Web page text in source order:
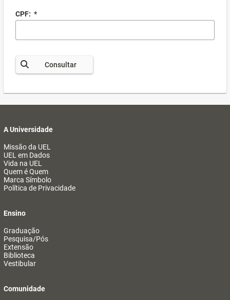
CPF: *
Consultar
A Universidade
Missão da UEL
UEL em Dados
Vida na UEL
Quem é Quem
Marca Símbolo
Política de Privacidade
Ensino
Graduação
Pesquisa/Pós
Extensão
Biblioteca
Vestibular
Comunidade